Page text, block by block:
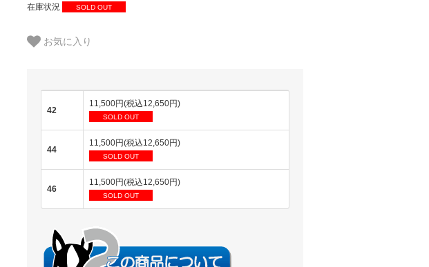
在庫状況 SOLD OUT
お気に入り
42
11,500円(税込12,650円)
SOLD OUT
44
11,500円(税込12,650円)
SOLD OUT
46
11,500円(税込12,650円)
SOLD OUT